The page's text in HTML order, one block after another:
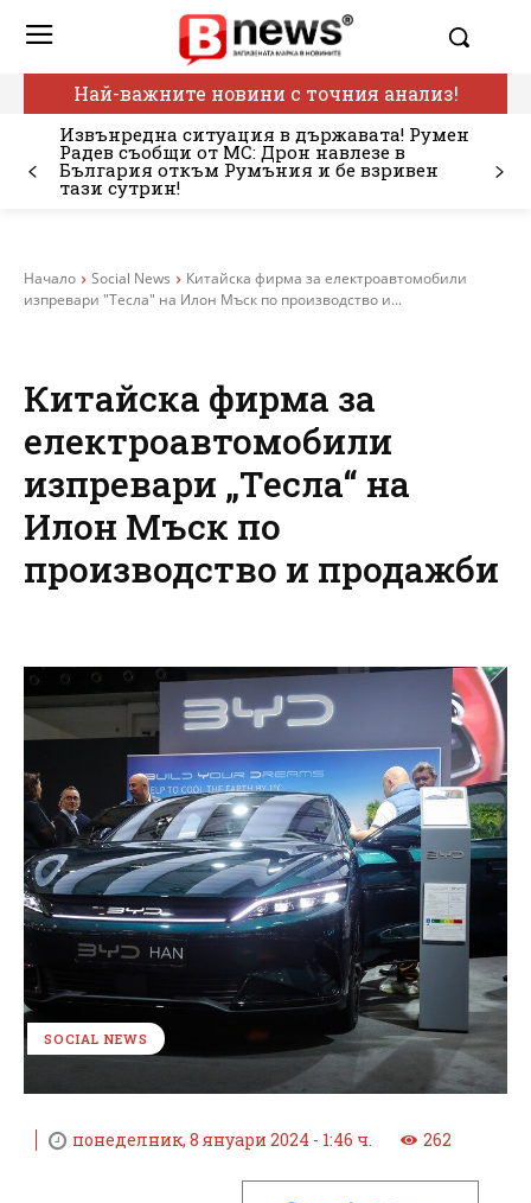
Най-важните новини с точния анализ!
Извънредна ситуация в държавата! Румен
Радев съобщи от МС: Дрон навлезе в
България откъм Румъния и бе взривен
тази сутрин!
Начало Social News
Китайска фирма за електроавтомобили
изпревари "Тесла" на Илон Мъск по производство и...
Китайска фирма за
електроавтомобили
изпревари „Тесла“ на
Илон Мъск по
производство и продажби
SOCIAL NEWS
понеделник, 8 януари 2024 - 1:46 ч. 262